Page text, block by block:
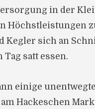
in der
sich an
satt essen.
einige
Hackeschen